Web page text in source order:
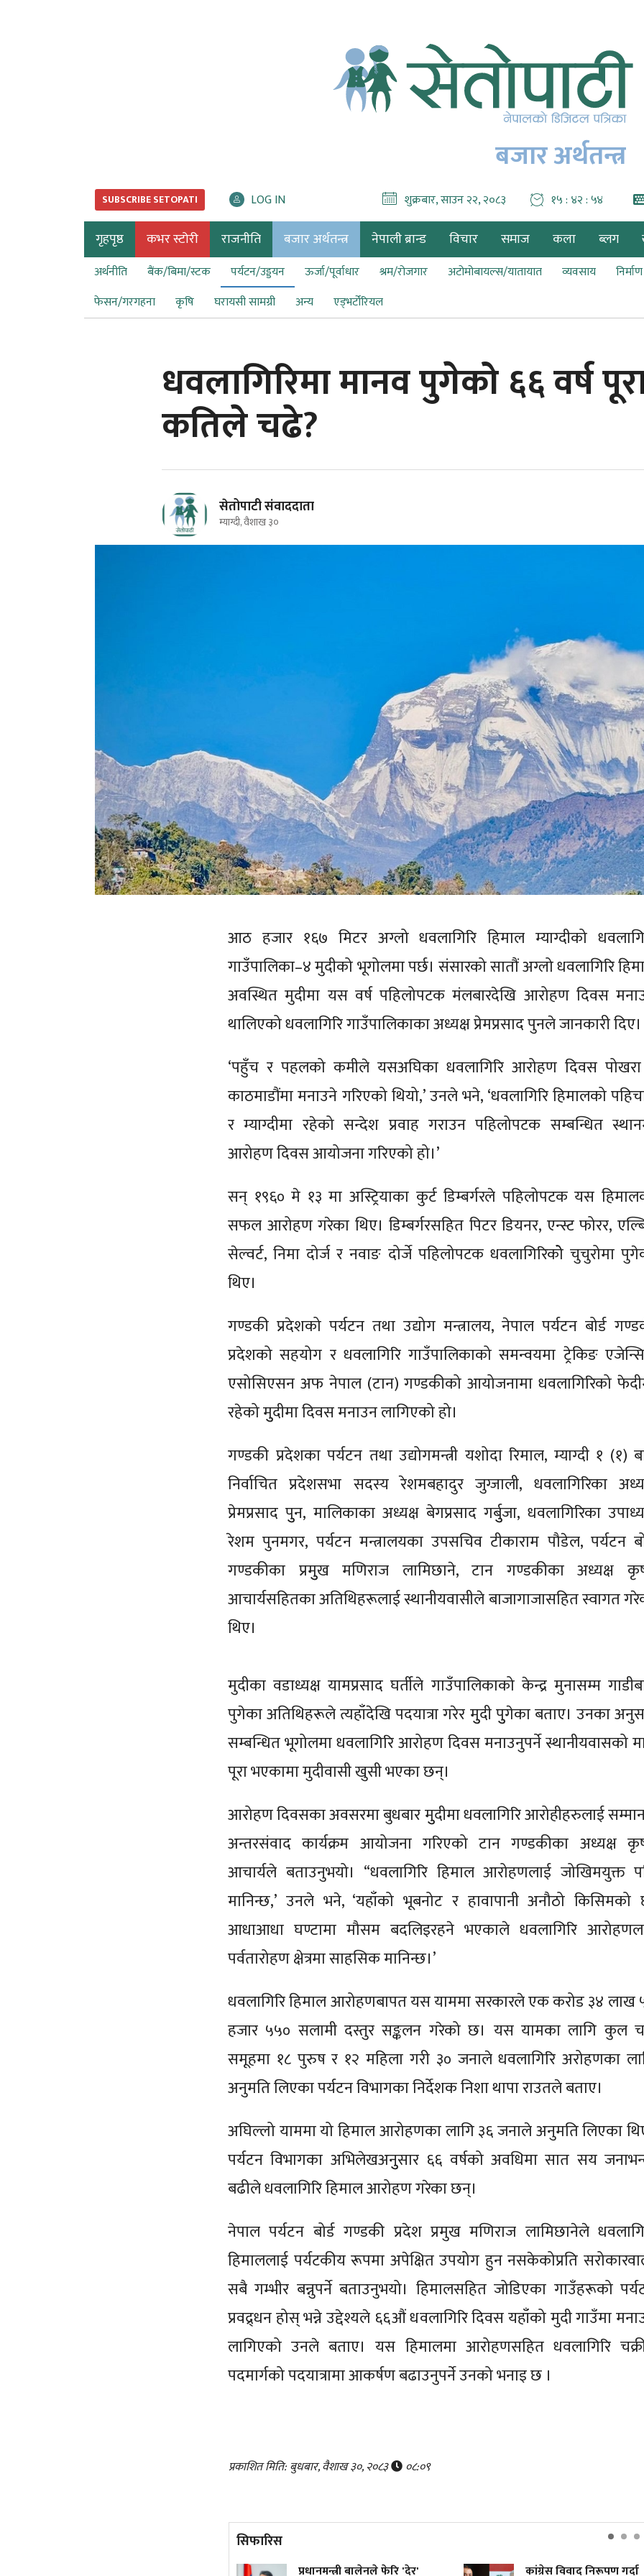
बजार अर्थतन्त्र
SUBSCRIBE SETOPATI LOG IN शुक्रबार, साउन २२, २०८३ १५ : ४२ : ५५
गृहपृष्ठ कभर स्टोरी राजनीति बजार अर्थतन्त्र नेपाली ब्रान्ड विचार समाज कला ब्लग
अर्थनीति बैंक/बिमा/स्टक पर्यटन/उड्डयन ऊर्जा/पूर्वाधार श्रम/रोजगार अटोमोबायल्स/यातायात व्यवसाय
फेसन/गरगहना
कृषि घरायसी सामग्री अन्य एड्भर्टोरियल
धवलागिरिमा मानव पुगेको ६६ वर्ष
कतिले चढे?
सेतोपाटी संवाददाता
म्याग्दी, वैशाख ३०
आठ हजार १६७ मिटर अग्लो धवलागिरि हिमाल म्याग्दीको
गाउँपालिका–४ मुदीको भूगोलमा पर्छ। संसारको सातौं अग्लो धवलागिरि
अवस्थित मुदीमा यस वर्ष पहिलोपटक मंलबारदेखि आरोहण दिवस
थालिएको धवलागिरि गाउँपालिकाका अध्यक्ष प्रेमप्रसाद पुनले जानकारी दिए।
‘पहुँच र पहलको कमीले यसअघिका धवलागिरि आरोहण दिवस
काठमाडौंमा मनाउने गरिएको थियो,’ उनले भने, ‘धवलागिरि हिमालको
र म्याग्दीमा रहेको सन्देश प्रवाह गराउन पहिलोपटक सम्बन्धित
आरोहण दिवस आयोजना गरिएको हो।’
सन् १९६० मे १३ मा अस्ट्रियाका कुर्ट डिम्बर्गरले पहिलोपटक यस
सफल आरोहण गरेका थिए। डिम्बर्गरसहित पिटर डियनर, एन्स्ट फोरर,
सेल्वर्ट, निमा दोर्ज र नवाङ दोर्जे पहिलोपटक धवलागिरिकोे चुचुरोमा
थिए।
गण्डकी प्रदेशको पर्यटन तथा उद्योग मन्त्रालय, नेपाल पर्यटन बोर्ड
प्रदेशको सहयोग र धवलागिरि गाउँपालिकाको समन्वयमा ट्रेकिङ
एसोसिएसन अफ नेपाल (टान) गण्डकीको आयोजनामा धवलागिरिको
रहेको मुुदीमा दिवस मनाउन लागिएको हो।
गण्डकी प्रदेशका पर्यटन तथा उद्योगमन्त्री यशोदा रिमाल, म्याग्दी १ (१)
निर्वाचित प्रदेशसभा सदस्य रेशमबहादुर जुग्जाली, धवलागिरिका
प्रेमप्रसाद पुुन, मालिकाका अध्यक्ष बेगप्रसाद गर्बुुजा, धवलागिरिका
रेशम पुनमगर, पर्यटन मन्त्रालयका उपसचिव टीकाराम पौडेल, पर्यटन
गण्डकीका प्रमुुख मणिराज लामिछाने, टान गण्डकीका अध्यक्ष
आचार्यसहितका अतिथिहरूलाई स्थानीयवासीले बाजागाजासहित स्वागत
थिए।
मुदीका वडाध्यक्ष यामप्रसाद घर्तीले गाउँपालिकाको केन्द्र मुनासम्म
पुगेका अतिथिहरूले त्यहाँदेखि पदयात्रा गरेर मुुदी पुुगेका बताए। उनका
सम्बन्धित भूगोलमा धवलागिरि आरोहण दिवस मनाउनुपर्ने स्थानीयवासको
पूरा भएकामा मुदीवासी खुसी भएका छन्।
आरोहण दिवसका अवसरमा बुधबार मुुदीमा धवलागिरि आरोहीहरुलाई
अन्तरसंवाद कार्यक्रम आयोजना गरिएको टान गण्डकीका अध्यक्ष
आचार्यले बताउनुभयो। “धवलागिरि हिमाल आरोहणलाई जोखिमयुक्त
मानिन्छ,’ उनले भने, ‘यहाँको भूबनोट र हावापानी अनौठो किसिमको
आधाआधा घण्टामा मौसम बदलिइरहने भएकाले धवलागिरि
पर्वतारोहण क्षेत्रमा साहसिक मानिन्छ।’
धवलागिरि हिमाल आरोहणबापत यस याममा सरकारले एक करोड ३४ लाख
हजार ५५० सलामी दस्तुर सङ्कलन गरेको छ। यस यामका लागि कुल
समूहमा १८ पुरुष र १२ महिला गरी ३० जनाले धवलागिरि अरोहणका
अनुमति लिएका पर्यटन विभागका निर्देशक निशा थापा राउतले बताए।
अघिल्लो याममा यो हिमाल आरोहणका लागि ३६ जनाले अनुमति लिएका
पर्यटन विभागका अभिलेखअनुुसार ६६ वर्षको अवधिमा सात सय
बढीले धवलागिरि हिमाल आरोहण गरेका छन्।
नेपाल पर्यटन बोर्ड गण्डकी प्रदेश प्रमुख मणिराज लामिछानेले
हिमाललाई पर्यटकीय रूपमा अपेक्षित उपयोग हुन नसकेकोप्रति
सबै गम्भीर बन्नुपर्ने बताउनुभयो। हिमालसहित जोडिएका गाउँहरूको
प्रवद्र्धन होस् भन्ने उद्देश्यले ६६औं धवलागिरि दिवस यहाँको मुदी गाउँमा
लागिएको उनले बताए। यस हिमालमा आरोहणसहित धवलागिरि
पदमार्गको पदयात्रामा आकर्षण बढाउनुपर्ने उनको भनाइ छ ।
प्रकाशित मिति: बुधबार, वैशाख ३०, २०८३ ०८:०९
सिफारिस
प्रधानमन्त्री बालेनले फेरि 'देर' कांग्रेस विवाद निरूपण गर्दा